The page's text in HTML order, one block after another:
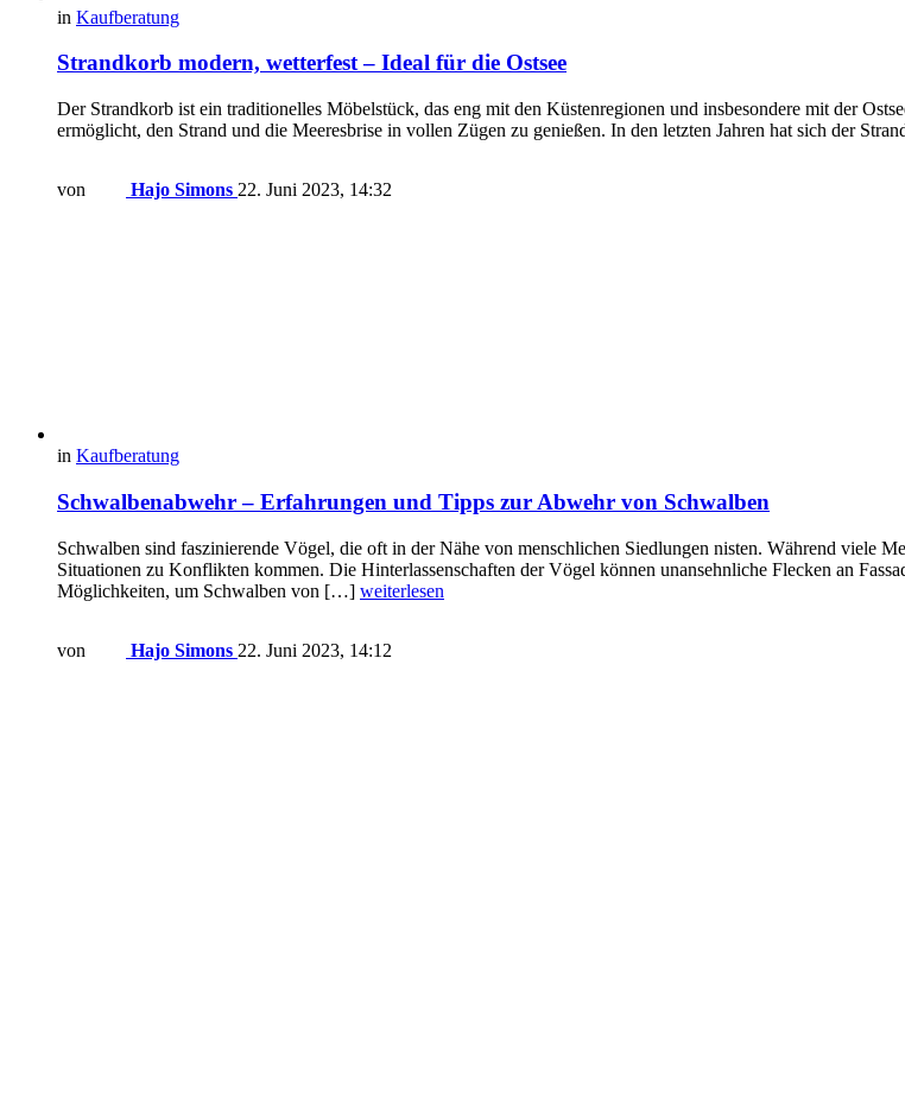
in Kaufberatung
Strandkorb modern, wetterfest – Ideal für die Ostsee
Der Strandkorb ist ein traditionelles Möbelstück, das eng mit den Küstenregionen und insbesondere mit der
ermöglicht, den Strand und die Meeresbrise in vollen Zügen zu genießen. In den letzten Jahren hat sich der
von Hajo Simons 22. Juni 2023, 14:32
in Kaufberatung
Schwalbenabwehr – Erfahrungen und Tipps zur Abwehr von Schwalben
Schwalben sind faszinierende Vögel, die oft in der Nähe von menschlichen Siedlungen nisten. Während viele
Situationen zu Konflikten kommen. Die Hinterlassenschaften der Vögel können unansehnliche Flecken an
Möglichkeiten, um Schwalben von […] weiterlesen
von Hajo Simons 22. Juni 2023, 14:12